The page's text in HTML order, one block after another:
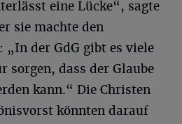
eine Lücke“, sagte
sie machte den
„In der GdG gibt es viele
sorgen, dass der Glaube
kann.“ Die Christen
könnten darauf